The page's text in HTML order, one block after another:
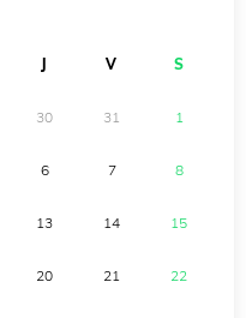
V S
30 31 1
6 7 8
13 14 15
20 21 22